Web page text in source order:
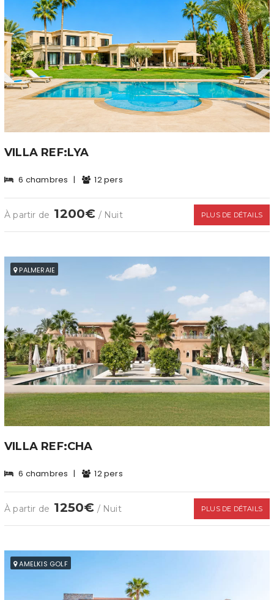
VILLA REF:LYA
6 chambres | 12 pers
À partir de 1200€ / Nuit PLUS DE DÉTAILS
PALMERAIE
VILLA REF:CHA
6 chambres | 12 pers
À partir de 1250€ / Nuit PLUS DE DÉTAILS
AMELKIS GOLF